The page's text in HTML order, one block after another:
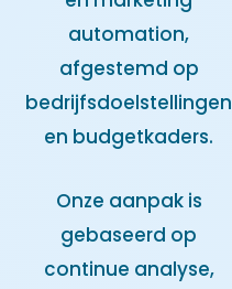
automation,
afgestemd op
bedrijfsdoelstellingen
en budgetkaders.
Onze aanpak is
gebaseerd op
continue analyse,